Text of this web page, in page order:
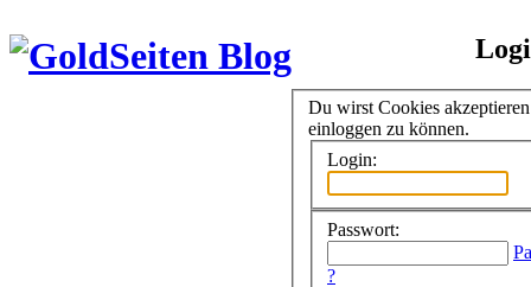
Du wirst Cookies
einloggen zu können.
Login:
Passwort:
?